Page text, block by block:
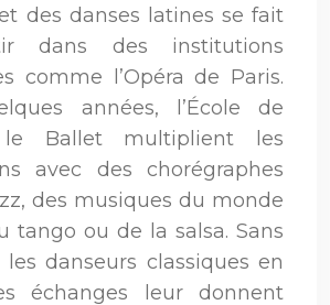
des danses latines se fait
dans des institutions
comme l’Opéra de Paris.
années, l’École de
Ballet multiplient les
avec des chorégraphes
des musiques du monde
tango ou de la salsa. Sans
danseurs classiques en
échanges leur donnent